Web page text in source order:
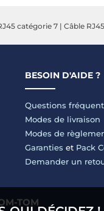
catégorie 7 | Câble
BESOIN D'AIDE ?
Questions
Modes de livraison
Modes de
Garanties et Pack
Demander un
TOM